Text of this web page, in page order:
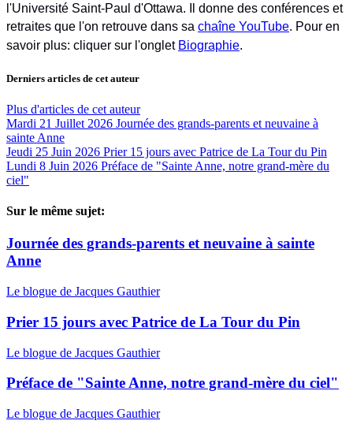
l'Université Saint-Paul d'Ottawa. Il donne des conférences et
retraites que l'on retrouve dans sa chaîne YouTube. Pour en
savoir plus: cliquer sur l'onglet Biographie.
Derniers articles de cet auteur
Plus d'articles de cet auteur
Mardi 21 Juillet 2026 Journée des grands-parents et neuvaine à
sainte Anne
Jeudi 25 Juin 2026 Prier 15 jours avec Patrice de La Tour du Pin
Lundi 8 Juin 2026 Préface de "Sainte Anne, notre grand-mère du
ciel"
Sur le même sujet:
Journée des grands-parents et neuvaine à sainte
Anne
Le blogue de Jacques Gauthier
Prier 15 jours avec Patrice de La Tour du Pin
Le blogue de Jacques Gauthier
Préface de "Sainte Anne, notre grand-mère du ciel"
Le blogue de Jacques Gauthier